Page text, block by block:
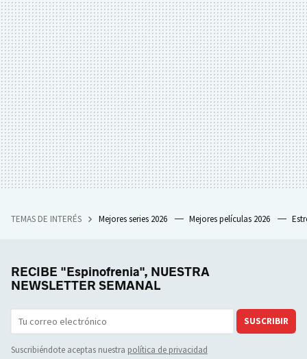
TEMAS DE INTERÉS Mejores series 2026 Mejores películas 2026
RECIBE "Espinofrenia", NUESTRA
NEWSLETTER SEMANAL
SUSCRIBIR
Suscribiéndote aceptas nuestra política de privacidad